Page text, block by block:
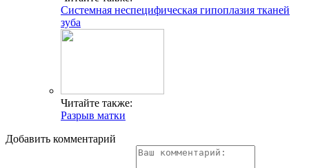
Системная неспецифическая гипоплазия тканей
зуба
Читайте также:
Разрыв матки
Добавить комментарий